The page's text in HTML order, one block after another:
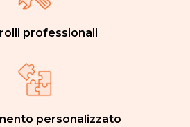
professionali
personalizzato